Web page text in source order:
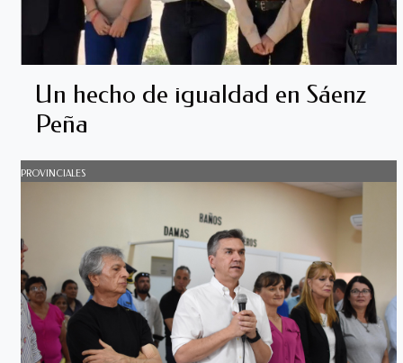
Un hecho de igualdad en Sáenz
Peña
PROVINCIALES